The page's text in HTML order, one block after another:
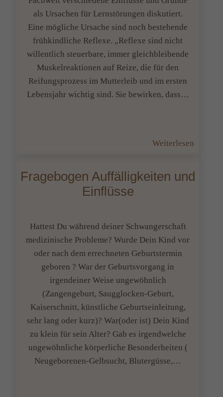
als Ursachen für Lernstörungen diskutiert.
Eine mögliche Ursache sind noch bestehende
frühkindliche Reflexe. „Reflexe sind nicht
willentlich steuerbare, immer gleichbleibende
Muskelreaktionen auf Reize, die für den
Reifungsprozess im Mutterleib und im ersten
Lebensjahr wichtig sind. Sie bewirken, dass…
Weiterlesen
die
noch
Fragebogen Auffälligkeiten und
Einflüsse
Hattest Du während deiner Schwangerschaft
medizinische Probleme? Wurde Dein Kind vor
oder nach dem errechneten Geburtstermin
geboren ? War der Geburtsvorgang in
irgendeiner Weise ungewöhnlich
(Zangengeburt, Saugglocken-Geburt,
Kaiserschnitt, künstliche Geburtseinleitung,
sehr lang oder kurz)? War(oder ist) Dein Kind
zu klein für sein Alter? Gab es irgendwelche
ungewöhnliche körperliche Besonderheiten (
Neugeborenen-Gelbsucht, Blutergüsse,…